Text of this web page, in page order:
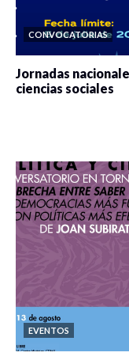
CONVOCATORIAS
Jornadas
ciencias sociales
EVENTOS